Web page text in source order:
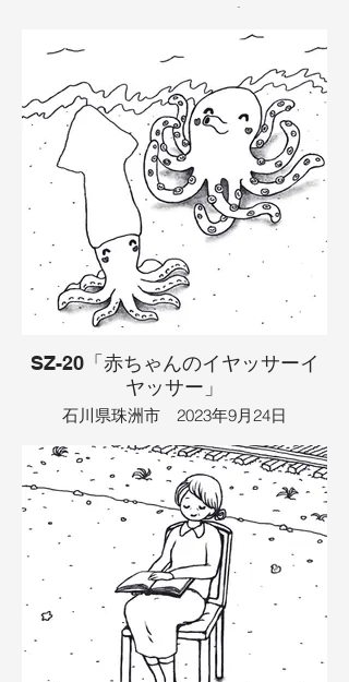
イラスト：TAMAYA
海にイルカがいて、ジャンプをしていま
した。そこに友達の山の幸、イノシシが
やってきて、２人は一緒に踊り始めまし
た。すると、ダンスを見た珠洲の市民か
ら拍手をたくさんもらい、ダンスがもっ
と盛り上がりました。しかし、２匹は拳
銃で焼豚と焼き魚にされてしまいまし
た。そこに、それを食べたいと思った
人々が集まり、みんなで食べ始めまし
た。すると、空から金棒を持った鬼が現
れ、「ちゃんと感謝して食べなさい」と
叱りました。そして、鬼はぶくぶく太り
だし、海の水を全部吸い取ったので、海
が干上がってしまいました。
イラスト：TAMAYA
SZ-20「赤ちゃんのイヤッサーイ
ヤッサー」
石川県珠洲市 2023年9月24日
海の波打ち際に、タコがいて踊っていま
した。そこに、人がやってきて笑ってい
ました。イカもやってきて、一緒に踊り
だしました。人も踊りだし、みんなで踊
りました。すると波が高くなり、海の魚
たちもたくさんやってきました。人魚姫
もやってきて、人と人魚姫は結婚しまし
た。イカとタコも結婚して、海の中へ行
ってしまいました。人魚姫には足が出て
きて、大きな赤ちゃんが生まれました。
イラスト：TAMAYA